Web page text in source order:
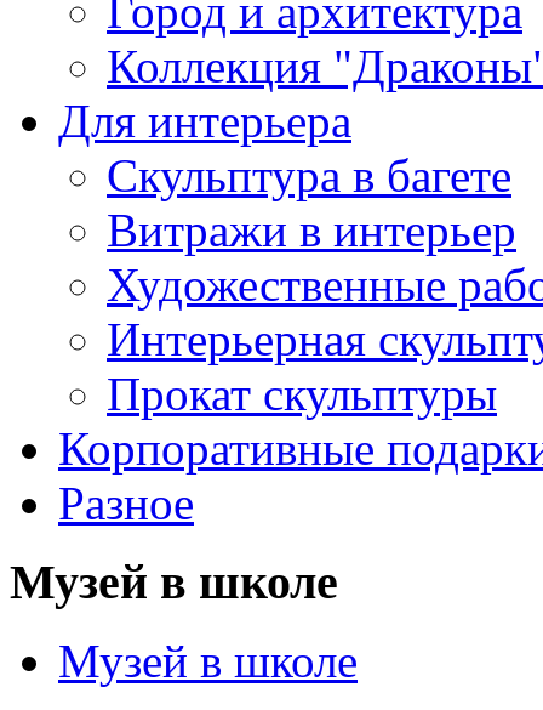
Город и архитектура
Коллекция
Для интерьера
Скульптура в багете
Витражи в интерьер
Художественные
Интерьерная
Прокат скульптуры
Корпоративные
Разное
Музей в школе
Музей в школе